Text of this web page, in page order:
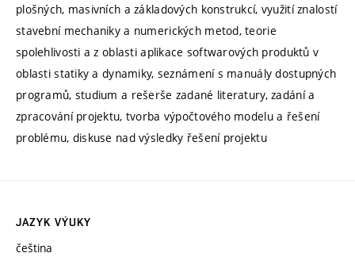
plošných, masivních a základových konstrukcí, využití znalostí
stavební mechaniky a numerických metod, teorie
spolehlivosti a z oblasti aplikace softwarových produktů v
oblasti statiky a dynamiky, seznámení s manuály dostupných
programů, studium a rešerše zadané literatury, zadání a
zpracování projektu, tvorba výpočtového modelu a řešení
problému, diskuse nad výsledky řešení projektu
JAZYK VÝUKY
čeština